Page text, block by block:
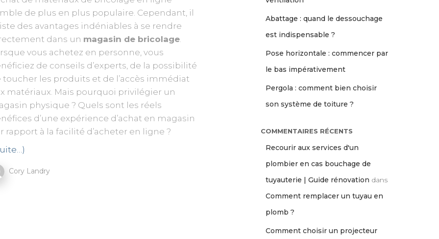
de plus en plus populaire. Cependant, il
des avantages indéniables à se rendre
dans un magasin de bricolage.
vous achetez en personne, vous
de conseils d’experts, de la possibilité
toucher les produits et de l’accès immédiat
matériaux. Mais pourquoi privilégier un
physique ? Quels sont les réels
d’une expérience d’achat en magasin
rapport à la facilité d’acheter en ligne ?
Cory Landry
Abattage : quand le dessouchage
est indispensable ?
Pose horizontale : commencer par
le bas impérativement
Pergola : comment bien choisir
son système de toiture ?
COMMENTAIRES RÉCENTS
Recourir aux services d'un
plombier en cas bouchage de
tuyauterie | Guide rénovation dans
Comment remplacer un tuyau en
plomb ?
Comment choisir un projecteur